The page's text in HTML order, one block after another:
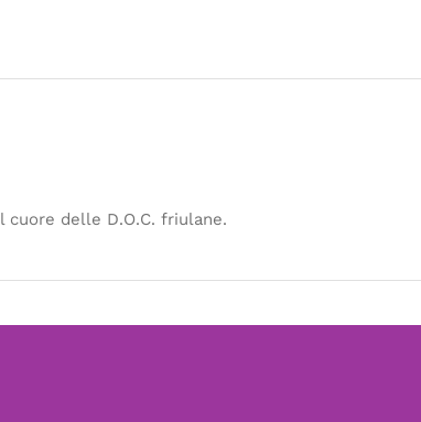
cuore delle D.O.C. friulane.